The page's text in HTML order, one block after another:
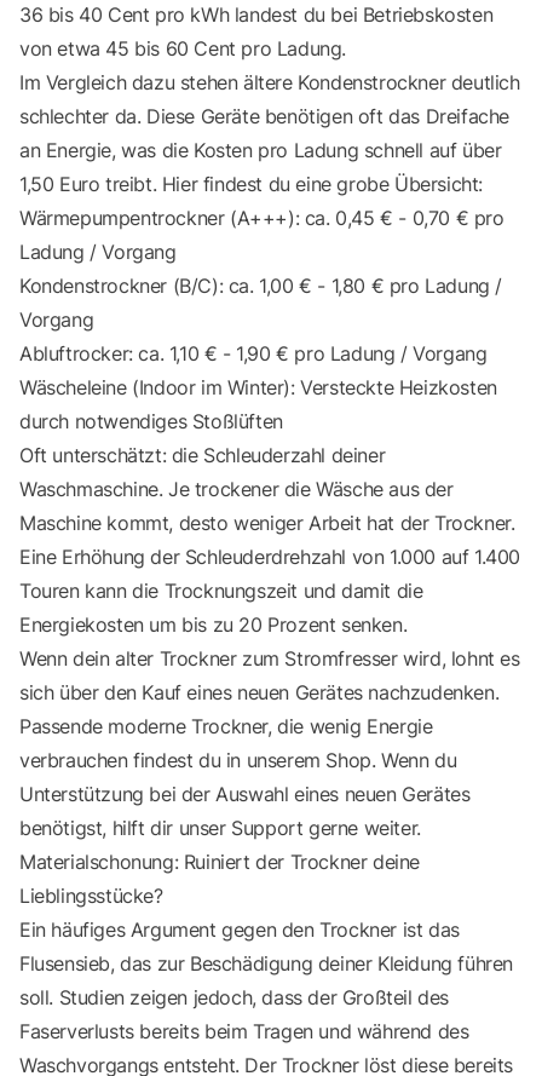
36 bis 40 Cent pro kWh landest du bei Betriebskosten
von etwa 45 bis 60 Cent pro Ladung.
Im Vergleich dazu stehen ältere Kondenstrockner deutlich
schlechter da. Diese Geräte benötigen oft das Dreifache
an Energie, was die Kosten pro Ladung schnell auf über
1,50 Euro treibt. Hier findest du eine grobe Übersicht:
Wärmepumpentrockner (A+++): ca. 0,45 € - 0,70 € pro
Ladung / Vorgang
Kondenstrockner (B/C): ca. 1,00 € - 1,80 € pro Ladung /
Vorgang
Abluftrocker: ca. 1,10 € - 1,90 € pro Ladung / Vorgang
Wäscheleine (Indoor im Winter): Versteckte Heizkosten
durch notwendiges Stoßlüften
Oft unterschätzt: die Schleuderzahl deiner
Waschmaschine. Je trockener die Wäsche aus der
Maschine kommt, desto weniger Arbeit hat der Trockner.
Eine Erhöhung der Schleuderdrehzahl von 1.000 auf 1.400
Touren kann die Trocknungszeit und damit die
Energiekosten um bis zu 20 Prozent senken.
Wenn dein alter Trockner zum Stromfresser wird, lohnt es
sich über den Kauf eines neuen Gerätes nachzudenken.
Passende moderne Trockner, die wenig Energie
verbrauchen findest du in unserem Shop. Wenn du
Unterstützung bei der Auswahl eines neuen Gerätes
benötigst, hilft dir unser Support gerne weiter.
Materialschonung: Ruiniert der Trockner deine
Lieblingsstücke?
Ein häufiges Argument gegen den Trockner ist das
Flusensieb, das zur Beschädigung deiner Kleidung führen
soll. Studien zeigen jedoch, dass der Großteil des
Faserverlusts bereits beim Tragen und während des
Waschvorgangs entsteht. Der Trockner löst diese bereits